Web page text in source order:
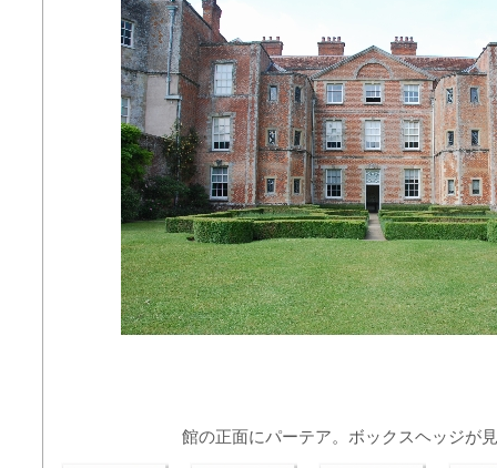
館の正面にパーテア。ボックスヘッジが